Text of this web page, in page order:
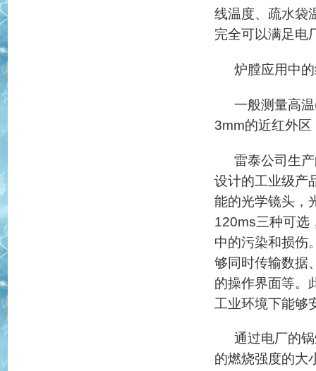
线温度、疏水袋
完全可以满足电
炉膛应用中
一般测量高温
3mm的近红外
雷泰公司生
设计的工业级产
能的光学镜头，
120ms三种可选
中的污染和损伤
够同时传输数据
的操作界面等。
工业环境下能够
通过电厂的
的燃烧强度的大